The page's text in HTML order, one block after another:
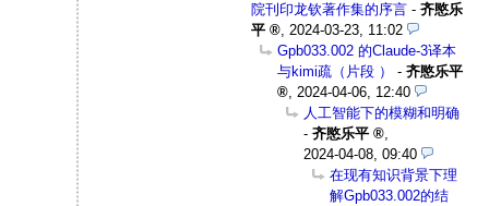
院刊印龙钦著作集的序言 -齐愍乐
平
2024-03-23, 11:02
Gpb033.002 的Claude-3译本
与kimi疏（片段 ）
-齐愍乐平
2024-04-06, 12:40
人工智能下的模糊和明确
-齐愍乐平
2024-04-08, 09:40
在现有知识背景下理
解Gpb033.002的结